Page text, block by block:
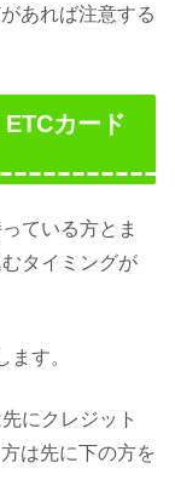
あれば注意する
カード
ている方とま
タイミングが
す。
にクレジット
は先に下の方を